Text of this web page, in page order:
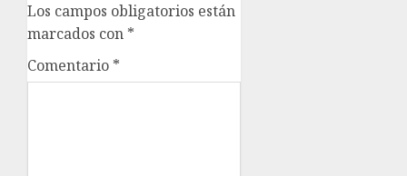
Los campos obligatorios están
marcados con *
Comentario *